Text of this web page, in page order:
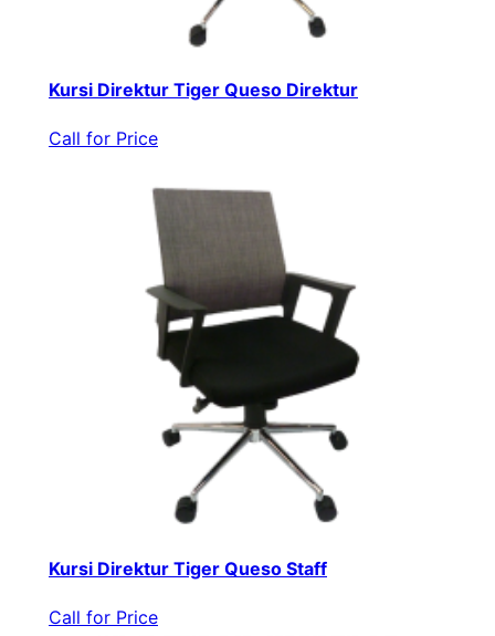
Kursi Direktur Tiger Queso Direktur
Call for Price
Kursi Direktur Tiger Queso Staff
Call for Price